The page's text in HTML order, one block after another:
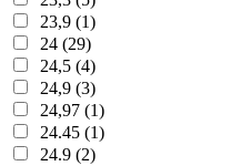
23,9 (1)
24 (29)
24,5 (4)
24,9 (3)
24,97 (1)
24.45 (1)
24.9 (2)